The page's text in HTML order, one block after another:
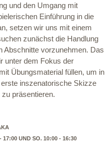
und den Umgang mit
Einführung in die
setzen wir uns mit einem
zunächst die Handlung
Abschnitte vorzunehmen. Das
unter dem Fokus der
Übungsmaterial füllen, um in
inszenatorische Skizze
präsentieren.
17:00 UND SO. 10:00 - 16:30